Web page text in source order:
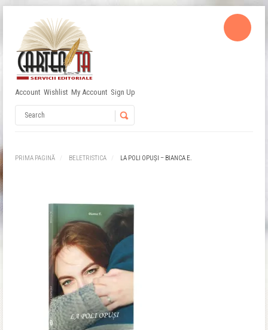
Account Wishlist My Account Sign Up
PRIMA PAGINĂ BELETRISTICA LA POLI OPUȘI – BIANCA E.